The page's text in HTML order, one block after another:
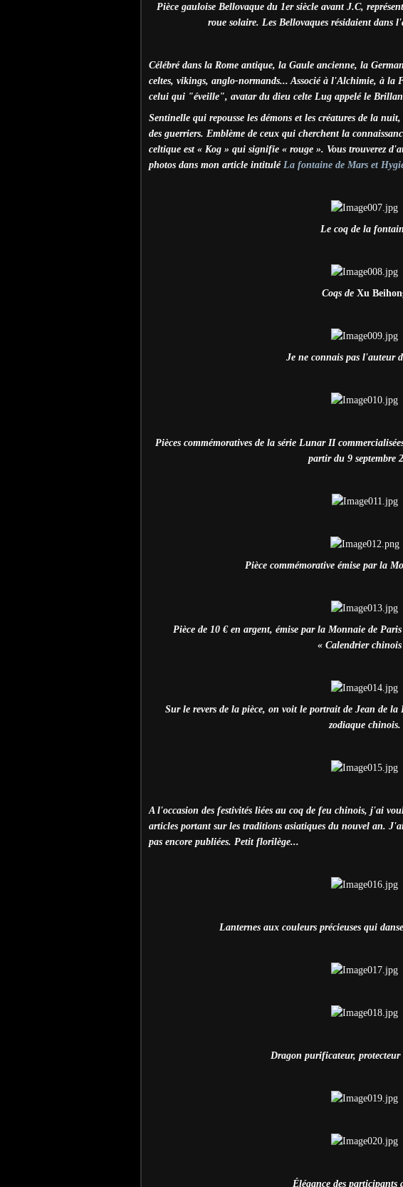
Pièce gauloise Bellovaque du 1er siècle avant J.C,
roue solaire. Les Bellovaques résidaient dans
Célébré dans la Rome antique, la Gaule ancienne, la
celtes, vikings, anglo-normands... Associé à l'Alchimie, à la
celui qui "éveille", avatar du dieu celte Lug appelé le
Sentinelle qui repousse les démons et les créatures de la
des guerriers. Emblème de ceux qui cherchent la
celtique est « Kog » qui signifie « rouge ». Vous trouverez
photos dans mon article intitulé La fontaine de Mars et
Le coq de la
Coqs de Xu
Je ne connais pas l'auteur
Pièces commémoratives de la série Lunar II
partir du 9 septembre
Pièce commémorative émise par la
Pièce de 10 € en argent, émise par la Monnaie de
« Calendrier chinois
Sur le revers de la pièce, on voit le portrait de Jean de la
zodiaque chinois.
A l'occasion des festivités liées au coq de feu chinois, j'ai
articles portant sur les traditions asiatiques du nouvel an.
pas encore publiées. Petit florilège...
Lanternes aux couleurs précieuses qui
Dragon purificateur, protecteur
Élégance des participants